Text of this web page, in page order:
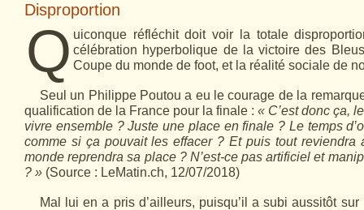
Disproportion
Q uiconque réfléchit doit voir la totale
célébration hyperbolique de la victoire des
Coupe du monde de foot, et la réalité sociale de
Seul un Philippe Poutou a eu le courage de la
qualification de la France pour la finale : « C’est donc ça,
vivre ensemble ? Juste une place en finale ? Le temps
comme si ça pouvait les effacer ? Et puis tout reviendra
monde reprendra sa place ? N’est-ce pas artificiel et
? » (Source : LeMatin.ch, 12/07/2018)
Mal lui en a pris d’ailleurs, puisqu’il a subi aussitôt